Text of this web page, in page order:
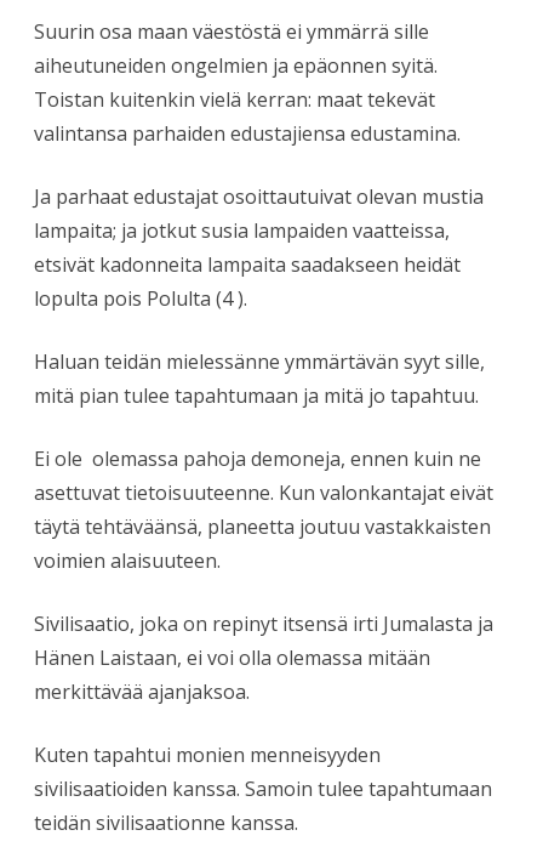
Suurin osa maan väestöstä ei ymmärrä sille
aiheutuneiden ongelmien ja epäonnen syitä.
Toistan kuitenkin vielä kerran: maat tekevät
valintansa parhaiden edustajiensa edustamina.
Ja parhaat edustajat osoittautuivat olevan mustia
lampaita; ja jotkut susia lampaiden vaatteissa,
etsivät kadonneita lampaita saadakseen heidät
lopulta pois Polulta (4 ).
Haluan teidän mielessänne ymmärtävän syyt sille,
mitä pian tulee tapahtumaan ja mitä jo tapahtuu.
Ei ole olemassa pahoja demoneja, ennen kuin ne
asettuvat tietoisuuteenne. Kun valonkantajat eivät
täytä tehtäväänsä, planeetta joutuu vastakkaisten
voimien alaisuuteen.
Sivilisaatio, joka on repinyt itsensä irti Jumalasta ja
Hänen Laistaan, ei voi olla olemassa mitään
merkittävää ajanjaksoa.
Kuten tapahtui monien menneisyyden
sivilisaatioiden kanssa. Samoin tulee tapahtumaan
teidän sivilisaationne kanssa.